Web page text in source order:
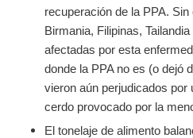
recuperación de la PPA.
Birmania, Filipinas,
afectadas por esta
donde la PPA no es (o dejó
vieron aún perjudicados por
cerdo provocado por la
El tonelaje de alimento